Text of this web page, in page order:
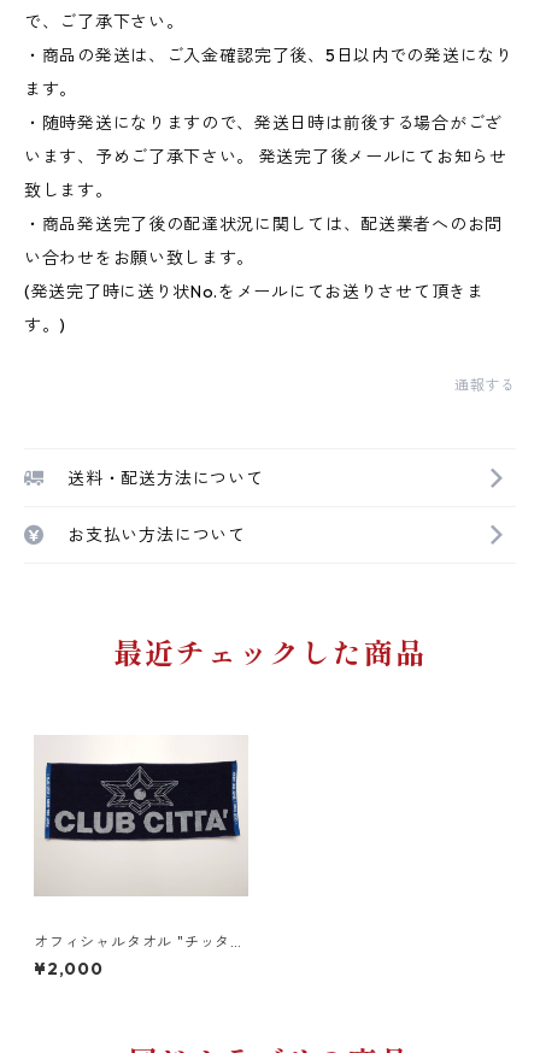
で、ご了承下さい。
・商品の発送は、ご入金確認完了後、5日以内での発送になり
ます。
・随時発送になりますので、発送日時は前後する場合がござ
います、予めご了承下さい。 発送完了後メールにてお知らせ
致します。
・商品発送完了後の配達状況に関しては、配送業者へのお問
い合わせをお願い致します。
(発送完了時に送り状No.をメールにてお送りさせて頂きま
す。)
通報する
送料・配送方法について
お支払い方法について
最近チェックした商品
オフィシャルタオル "チッタオ
ル"(ネイビー)
¥2,000